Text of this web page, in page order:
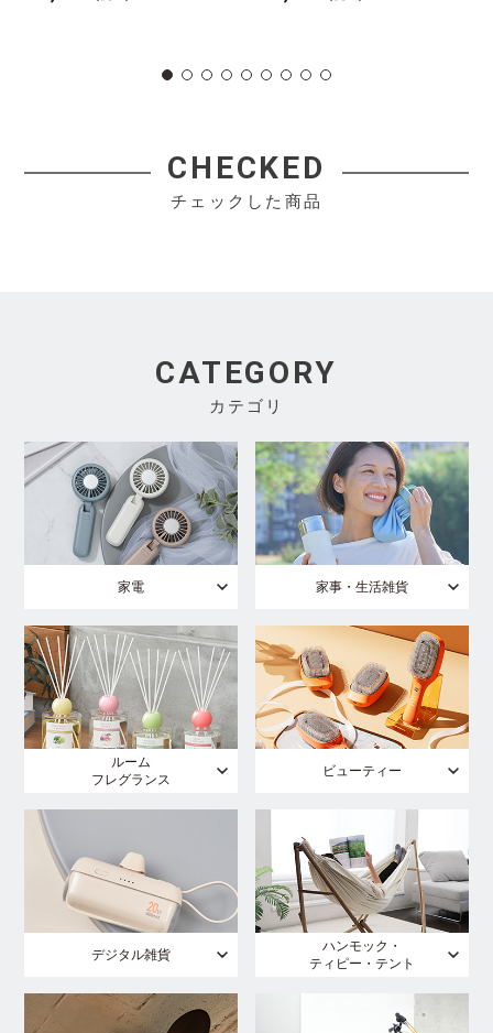
CHECKED
チェックした商品
CATEGORY
カテゴリ
家電 家事・生活雑貨
ルーム
フレグランス
ビューティー
デジタル雑貨
ハンモック・
ティピー・テント